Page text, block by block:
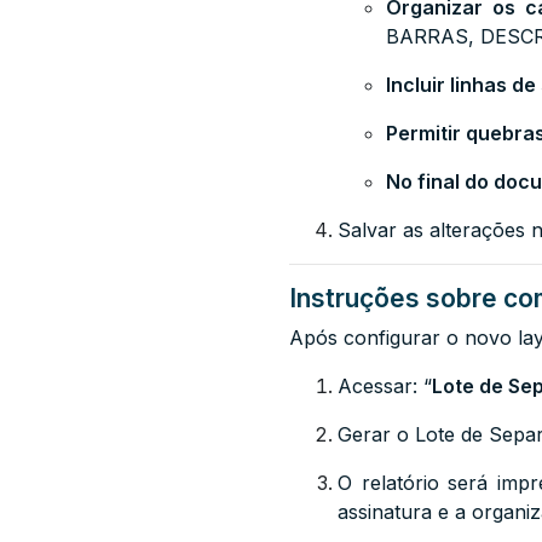
Organizar os
BARRAS,
Incluir linhas
Permitir
No final do
Salvar as alterações
Instruções sobre
Após configurar o novo
Acessar: “Lote de
Gerar o Lote de
O relatório será
assinatura e a